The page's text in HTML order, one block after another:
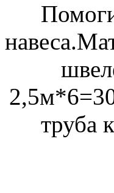
труба